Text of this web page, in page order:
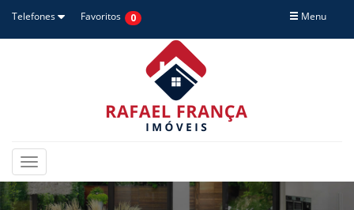
Telefones Favoritos 0 Menu
Toggle
navigation